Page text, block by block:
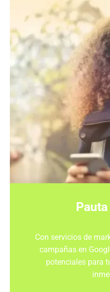
Con servicios de
campañasen
potencialespara